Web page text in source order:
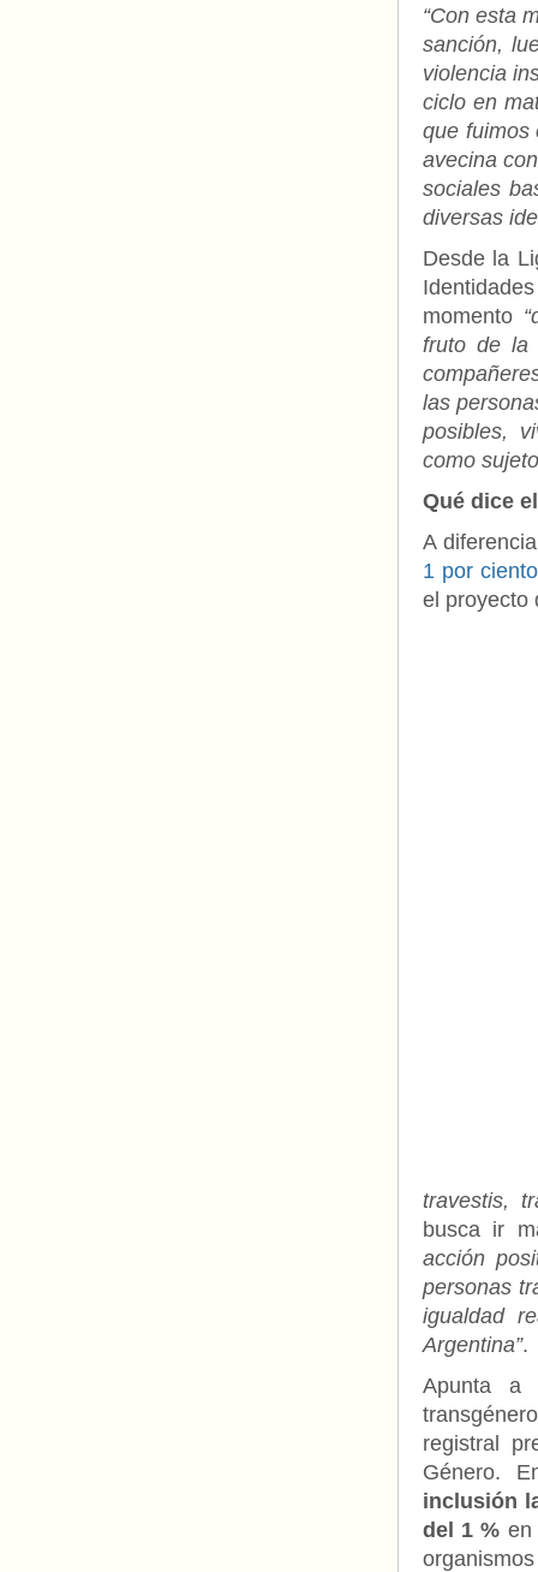
“Con esta
sanción,
violencia
ciclo en
que fuimos
avecina
sociales
diversas
Desde la
momento
fruto de la
las
posibles,
como
Qué dice
A
1 por ciento
el proyecto
travestis,
busca ir
acción
personas
igualdad
Argentina”.
Apunta a
registral
Género.
inclusión
del 1 % en